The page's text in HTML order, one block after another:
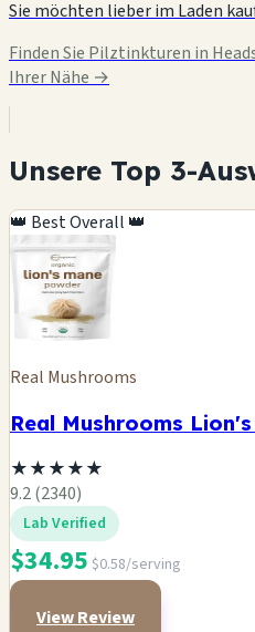
Sie möchten lieber im Laden
Finden Sie Pilztinkturen in
Ihrer Nähe →
Unsere Top 3-
👑 Best Overall 👑
Real Mushrooms
Real Mushrooms
★★★★★
9.2 (2340)
Lab Verified
$34.95 $0.58/serving
View Review